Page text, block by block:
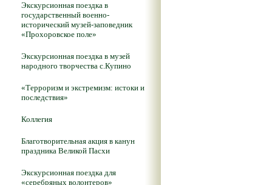
Экскурсионная поездка в
государственный военно-
исторический музей-заповедник
«Прохоровское поле»
Экскурсионная поездка в музей
народного творчества с.Купино
«Терроризм и экстремизм: истоки и
последствия»
Коллегия
Благотворительная акция в канун
праздника Великой Пасхи
Экскурсионная поездка для
«серебряных волонтеров»